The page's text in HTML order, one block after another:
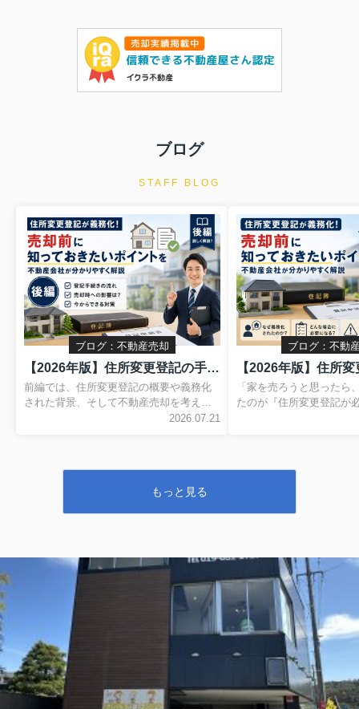
ブログ
STAFF BLOG
ブログ：不動産売却
【2026年版】住所変更登記の手続き・費用・注意点を解説！売却前に確認しておきたいポイント【後編】
前編では、住所変更登記の概要や義務化
された背景、そして不動産売却を考えて
いる方が早めに確認しておきたい理由に
と思われている方も、いざという時に慌
た日から2年以内に住所変更登記を申請す
ることが義務となりました。 正当な理由
なく申請を行わなかった場合は、5万円
2026.07.21
ブログ：不動
「家を売ろうと思ったら
たのが『住所変更登記が
は、住所変更登記をしな
活で困ることはほとんど
た。そのため、「売却す
て手続きすればいい」と
もっと見る